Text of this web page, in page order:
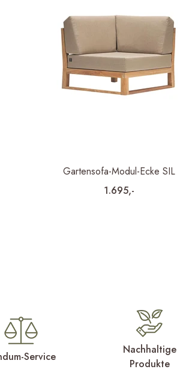
Gartensofa-Modul-Ecke SIL
1.695,-
Service
Nachhaltige
Produkte